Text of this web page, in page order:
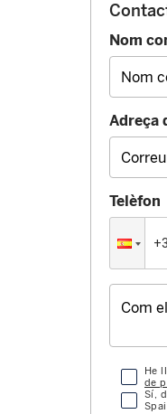
Nom
Adreça
Telèfon
He
de
Sí,